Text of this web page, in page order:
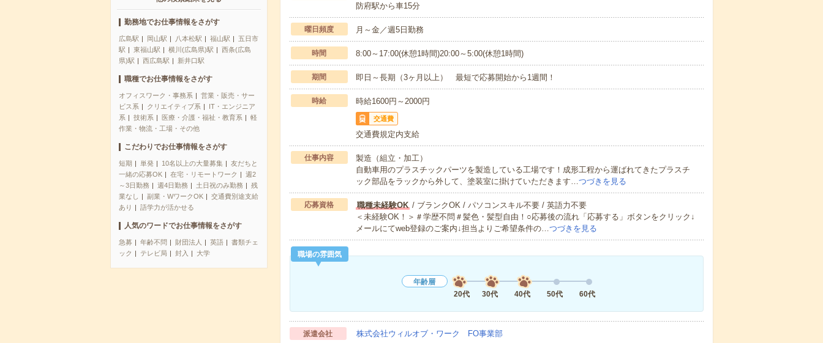
勤務地でお仕事情報をさがす
広島駅 岡山駅 八本松駅 福山駅
五日市
駅
東福山駅 横川(広島県)駅
西条(広島
県)駅
西広島駅 新井口駅
職種でお仕事情報をさがす
オフィスワーク・事務系
営業・販売・サー
ビス系
クリエイティブ系
IT・エンジニア
系
技術系 医療・介護・福祉・教育系
軽
作業・物流・工場・その他
こだわりでお仕事情報をさがす
短期 単発 10名以上の大量募集
友だちと
一緒の応募OK
在宅・リモートワーク
週2
～3日勤務
週4日勤務 土日祝のみ勤務
残
業なし
副業・WワークOK
交通費別途支給
あり
語学力が活かせる
人気のワードでお仕事情報をさがす
急募 年齢不問 財団法人 英語
書類チェ
ック
テレビ局 封入 大学
防府駅から車15分
曜日頻度 月～金／週5日勤務
時間 8:00～17:00(休憩1時間)20:00～5:00(休憩1時間)
期間 即日～長期（3ヶ月以上） 最短で応募開始から1週間！
時給 時給1600円～2000円
交通費
交通費規定内支給
仕事内容
製造（組立・加工）
自動車用のプラスチックパーツを製造している工場です！成形工程から運ばれてきたプラスチ
ック部品をラックから外して、塗装室に掛けていただきます…つづきを見る
応募資格 職種未経験OK/ ブランクOK / パソコンスキル不要 / 英語力不要
＜未経験OK！＞＃学歴不問＃髪色・髪型自由！○応募後の流れ「応募する」ボタンをクリック↓
メールにてweb登録のご案内↓担当よりご希望条件の…つづきを見る
職場の雰囲気
年齢層
20代
30代 40代 50代 60代
派遣会社 株式会社ウィルオブ・ワーク FO事業部